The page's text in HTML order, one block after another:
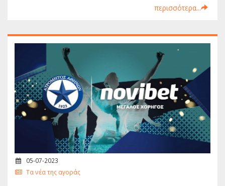
περισσότερα...
05-07-2023
Τα νέα της αγοράς